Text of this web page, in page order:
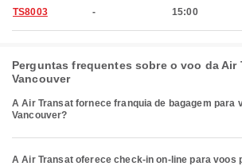
TS8003 - 15:00
Perguntas frequentes sobre o voo da Air
Vancouver
A Air Transat fornece franquia de bagagem para
Vancouver?
A Air Transat oferece check-in on-line para voos